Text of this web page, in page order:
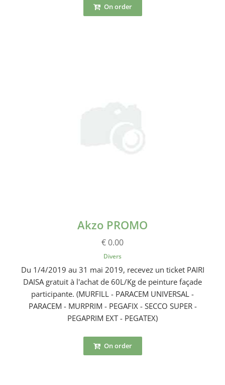
On order
Akzo PROMO
€ 0.00
Divers
Du 1/4/2019 au 31 mai 2019, recevez un ticket PAIRI
DAISA gratuit à l'achat de 60L/Kg de peinture façade
participante. (MURFILL - PARACEM UNIVERSAL -
PARACEM - MURPRIM - PEGAFIX - SECCO SUPER -
PEGAPRIM EXT - PEGATEX)
On order